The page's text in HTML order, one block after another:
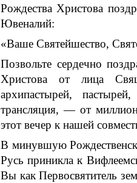
Рождества Христова
Ювеналий:
«Ваше Святейшество,
Позвольте сердечно
Христова от лица
архипастырей,
трансляция, — от
этот вечер к нашей
В минувшую
Русь приникла к
Вы как Первосвятитель